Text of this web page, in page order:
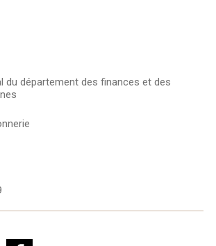
du département des finances et des